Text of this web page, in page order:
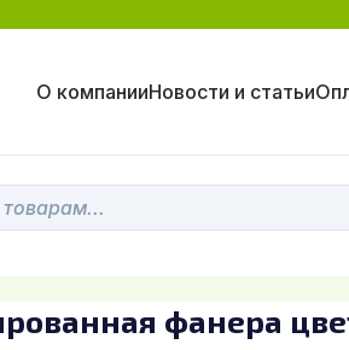
О компанииНовости и статьи
фанера